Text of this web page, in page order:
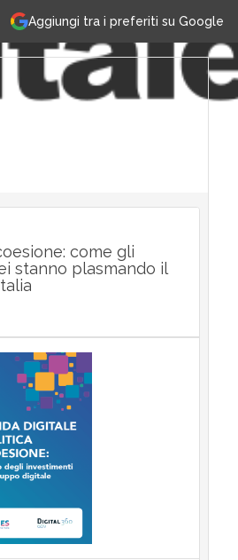
Aggiungi tra i preferiti su Google
come gli
stanno plasmando il